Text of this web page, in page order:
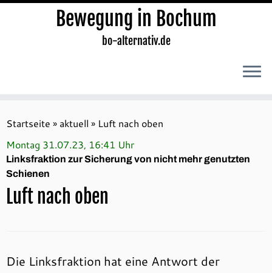
Inhalt
springen
Bewegung in Bochum
bo-alternativ.de
Startseite » aktuell » Luft nach oben
Montag 31.07.23, 16:41 Uhr
Linksfraktion zur Sicherung von nicht mehr genutzten
Schienen
Luft nach oben
Die Linksfraktion hat eine Antwort der